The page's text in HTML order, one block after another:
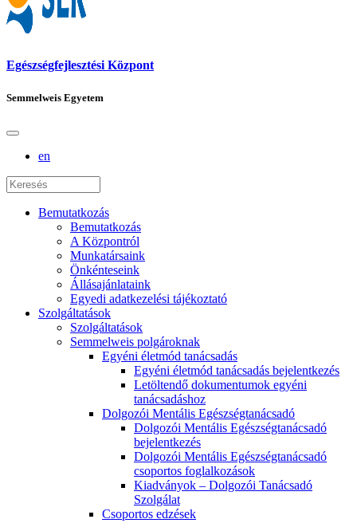
Egészségfejlesztési Központ
Semmelweis Egyetem
en
Bemutatkozás
Bemutatkozás
A Központról
Munkatársaink
Önkénteseink
Állásajánlataink
Egyedi adatkezelési tájékoztató
Szolgáltatások
Szolgáltatások
Semmelweis polgároknak
Egyéni életmód tanácsadás
Egyéni életmód tanácsadás bejelentkezés
Letöltendő dokumentumok egyéni
tanácsadáshoz
Dolgozói Mentális Egészségtanácsadó
Dolgozói Mentális Egészségtanácsadó
bejelentkezés
Dolgozói Mentális Egészségtanácsadó
csoportos foglalkozások
Kiadványok – Dolgozói Tanácsadó
Szolgálat
Csoportos edzések